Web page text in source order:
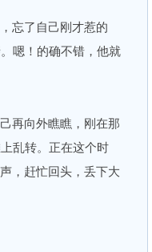
忘了自己刚才惹的
嗯！的确不错，他就
再向外瞧瞧，刚在那
乱转。正在这个时
，赶忙回头，丢下大